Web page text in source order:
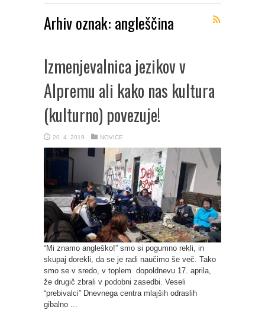
Arhiv oznak: angleščina
Izmenjevalnica jezikov v
Alpremu ali kako nas kultura
(kulturno) povezuje!
20. 4. 2019 NOVICE
“Mi znamo angleško!” smo si pogumno rekli, in
skupaj dorekli, da se je radi naučimo še več. Tako
smo se v sredo, v toplem dopoldnevu 17. aprila,
že drugič zbrali v podobni zasedbi. Veseli
“prebivalci” Dnevnega centra mlajših odraslih
gibalno ...